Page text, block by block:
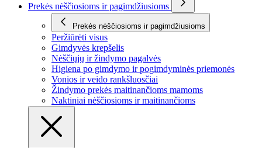
Prekės nėščiosioms ir pagimdžiusioms
Prekės nėščiosioms ir pagimdžiusioms
Peržiūrėti visus
Gimdyvės krepšelis
Nėščiųjų ir žindymo pagalvės
Higiena po gimdymo ir pogimdyminės priemonės
Vonios ir veido rankšluosčiai
Žindymo prekės maitinančioms mamoms
Naktiniai nėščiosioms ir maitinančioms